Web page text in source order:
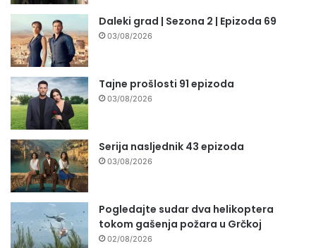
Daleki grad | Sezona 2 | Epizoda 69
03/08/2026
Tajne prošlosti 91 epizoda
03/08/2026
Serija nasljednik 43 epizoda
03/08/2026
Pogledajte sudar dva helikoptera
tokom gašenja požara u Grčkoj
02/08/2026